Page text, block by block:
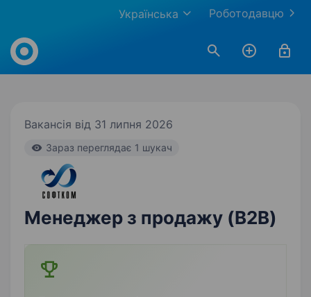
Роботодавцю
Українська
Work.ua
Вакансія від 31 липня 2026
Зараз переглядає 1 шукач
Менеджер з продажу (B2B)